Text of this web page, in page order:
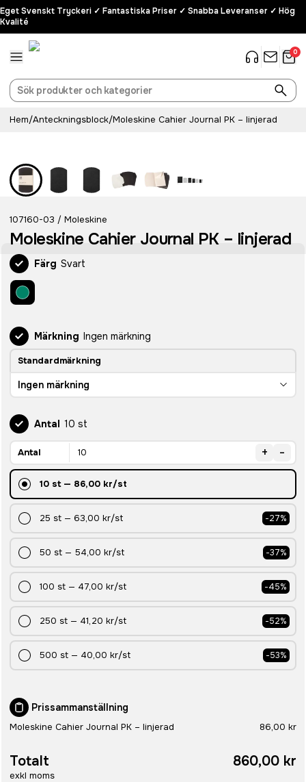
Eget Svenskt Tryckeri ✓ Fantastiska Priser ✓ Snabba Leveranser ✓ Hög
Kvalité
0
Hem/Anteckningsblock/Moleskine Cahier Journal PK – linjerad
107160-03 / Moleskine
Moleskine Cahier Journal PK – linjerad
Färg Svart
Märkning Ingen märkning
Standardmärkning
Ingen märkning
Antal 10 st
Antal + -
10 st— 86,00 kr/st
25 st — 63,00 kr/st -27%
50 st — 54,00 kr/st -37%
100 st — 47,00 kr/st -45%
250 st — 41,20 kr/st -52%
500 st — 40,00 kr/st -53%
Prissammanställning
Moleskine Cahier Journal PK – linjerad 86,00 kr
Totalt
exkl moms
860,00 kr